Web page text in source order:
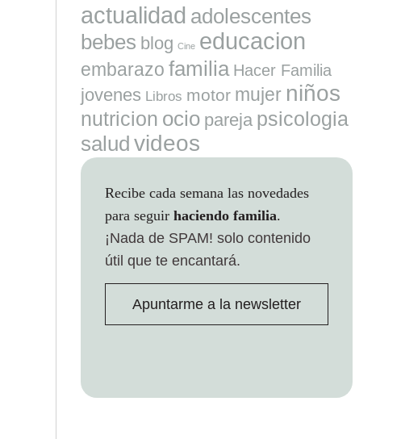
actualidad adolescentes
bebes blog Cine educacion
embarazo familia Hacer Familia
jovenes Libros motor mujer niños
nutricion ocio pareja psicologia
salud videos
Recibe cada semana las novedades
para seguir haciendo familia.
¡Nada de SPAM! solo contenido
útil que te encantará.
Apuntarme a la newsletter